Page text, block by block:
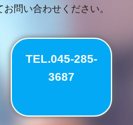
問い合わせください。
TEL.045-285-
3687